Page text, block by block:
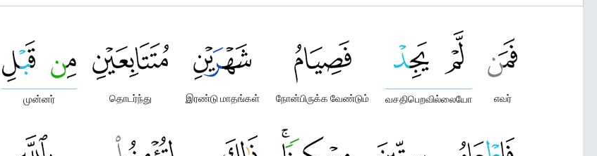
எவர்
வசதிபெறவில்லையோ
நோன்பிருக்க வேண்டும்
இரண்டு மாதங்கள்
தொடர்ந்து
முன்னர்